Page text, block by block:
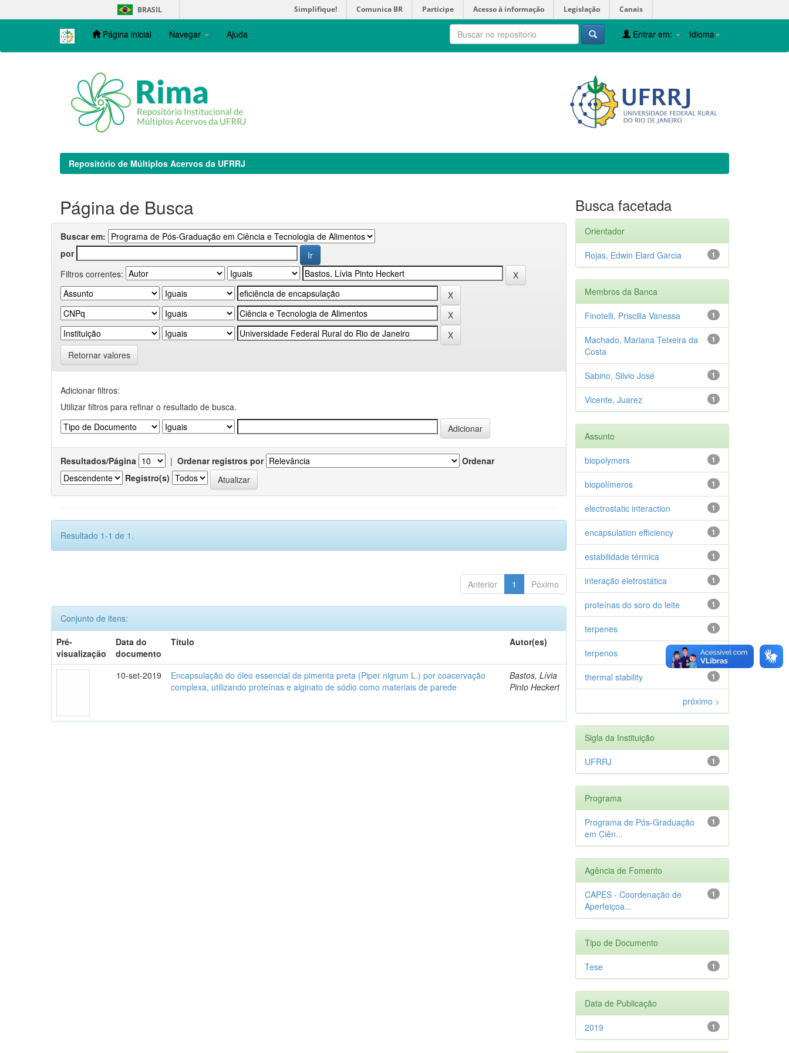
navigation
BRASIL Simplifique! Comunica BR Participe Acesso à informação Legislação Canais
Página inicial Navegar Ajuda Idioma
Entrar em:
Repositório de Múltiplos Acervos da UFRRJ
Página de Busca
Buscar em:
por
Filtros correntes:
Retornar valores
Adicionar filtros:
Utilizar filtros para refinar o resultado de busca.
Resultados/Página | Ordenar registros por
Ordenar
Registro(s)
Resultado 1-1 de 1.
Anterior 1 Póximo
Conjunto de itens:
Pré-
visualização
Data do
documento
Título Autor(es)
10-set-2019
Encapsulação do óleo essencial de pimenta preta (Piper nigrum L.) por coacervação
complexa, utilizando proteínas e alginato de sódio como materiais de parede
Bastos, Lívia
Pinto Heckert
Busca facetada
Orientador
1
Rojas, Edwin Elard Garcia
Membros da Banca
1
Finotelli, Priscilla Vanessa
1
Machado, Mariana Teixeira da
Costa
1
Sabino, Silvio José
1
Vicente, Juarez
Assunto
1
biopolymers
1
biopolímeros
1
electrostatic interaction
1
encapsulation efficiency
1
estabilidade térmica
1
interação eletrostática
1
proteínas do soro do leite
1
terpenes
1
terpenos
1
thermal stability
próximo >
Sigla da Instituição
1
UFRRJ
Programa
1
Programa de Pós-Graduação
em Ciên...
Agência de Fomento
1
CAPES - Coordenação de
Aperfeiçoa...
Tipo de Documento
1
Tese
Data de Publicação
1
2019